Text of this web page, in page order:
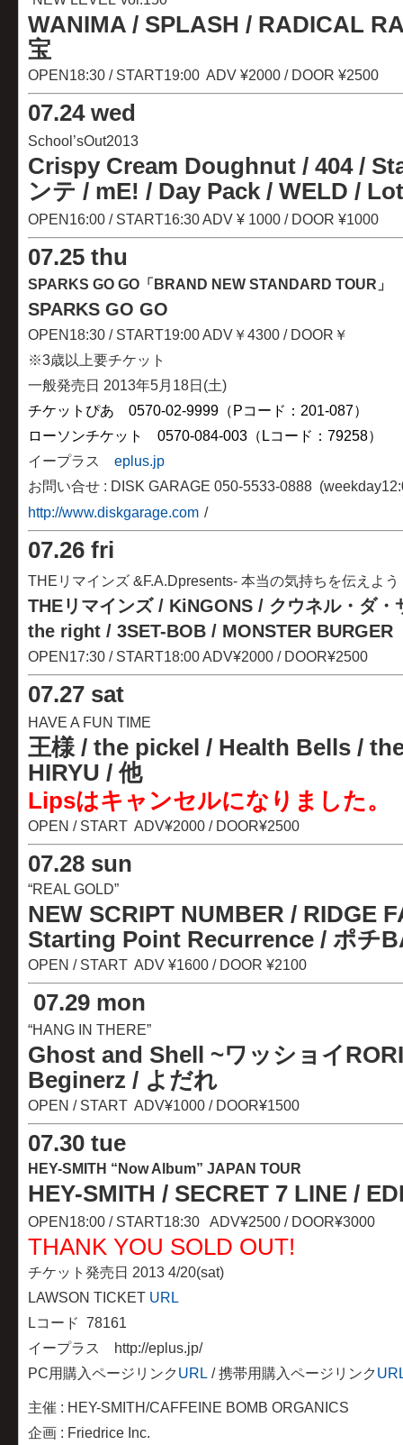
WANIMA / SPLASH / RADICAL
宝
OPEN18:30 / START19:00 ADV ¥2000 / DOOR ¥2500
07.24 wed
School’sOut2013
Crispy Cream Doughnut / 404 /
ンテ / mE! / Day Pack / WELD /
OPEN16:00 / START16:30 ADV ¥ 1000 / DOOR ¥1000
07.25 thu
SPARKS GO GO「BRAND NEW STANDARD TOUR」
SPARKS GO GO
OPEN18:30 / START19:00 ADV￥4300 / DOOR￥
※3歳以上要チケット
一般発売日 2013年5月18日(土)
チケットぴあ 0570-02-9999（Pコード：201-087）
ローソンチケット 0570-084-003（Lコード：79258）
イープラス eplus.jp
お問い合せ : DISK GARAGE 050-5533-0888
http://www.diskgarage.com /
07.26 fri
THEリマインズ &F.A.Dpresents- 本当の気持ちを伝えよう
THEリマインズ / KiNGONS / クウネル・ダ
the right / 3SET-BOB / MONSTER BURGER
OPEN17:30 / START18:00 ADV¥2000 / DOOR¥2500
07.27 sat
HAVE A FUN TIME
王様 / the pickel / Health Bells /
HIRYU / 他
Lipsはキャンセルになりました。
OPEN / START ADV¥2000 / DOOR¥2500
07.28 sun
“REAL GOLD”
NEW SCRIPT NUMBER / RIDGE
Starting Point Recurrence / ポチ
OPEN / START ADV ¥1600 / DOOR ¥2100
07.29 mon
“HANG IN THERE”
Ghost and Shell ~ワッショイ
Beginerz / よだれ
OPEN / START ADV¥1000 / DOOR¥1500
07.30 tue
HEY-SMITH “Now Album” JAPAN TOUR
HEY-SMITH / SECRET 7 LINE /
OPEN18:00 / START18:30 ADV¥2500 / DOOR¥3000
THANK YOU SOLD OUT!
チケット発売日 2013 4/20(sat)
LAWSON TICKET URL
Lコード 78161
イープラス http://eplus.jp/
PC用購入ページリンク URL / 携帯用購入ページリンク
主催 : HEY-SMITH/CAFFEINE BOMB ORGANICS
企画 : Friedrice Inc.